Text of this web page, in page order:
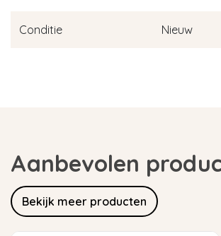
Conditie Nieuw
Aanbevolen
Bekijk meer producten